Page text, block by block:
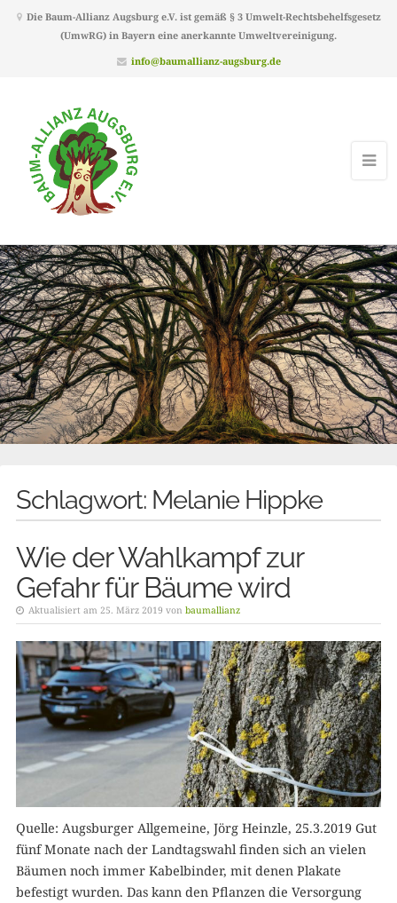
Die Baum-Allianz Augsburg e.V. ist gemäß § 3 Umwelt-Rechtsbehelfsgesetz
(UmwRG) in Bayern eine anerkannte Umweltvereinigung.
info@baumallianz-augsburg.de
Schlagwort: Melanie Hippke
Wie der Wahlkampf zur
Gefahr für Bäume wird
Aktualisiert am 25. März 2019 von baumallianz
Quelle: Augsburger Allgemeine, Jörg Heinzle, 25.3.2019 Gut
fünf Monate nach der Landtagswahl finden sich an vielen
Bäumen noch immer Kabelbinder, mit denen Plakate
befestigt wurden. Das kann den Pflanzen die Versorgung